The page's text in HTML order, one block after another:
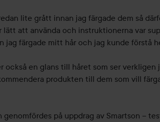
lite grått innan jag färgade dem så
lätt att använda och instruktionerna var
jag färgade mitt hår och jag kunde förstå
också en glans till håret som ser
produkten till dem som vill
genomfördes på uppdrag av Smartson –